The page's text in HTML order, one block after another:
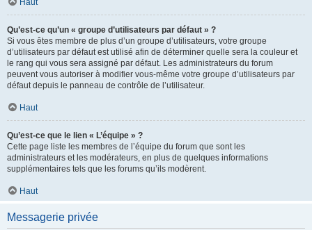
Haut
Qu’est-ce qu’un « groupe d’utilisateurs par défaut » ?
Si vous êtes membre de plus d’un groupe d’utilisateurs, votre groupe
d’utilisateurs par défaut est utilisé afin de déterminer quelle sera la couleur et
le rang qui vous sera assigné par défaut. Les administrateurs du forum
peuvent vous autoriser à modifier vous-même votre groupe d’utilisateurs par
défaut depuis le panneau de contrôle de l’utilisateur.
Haut
Qu’est-ce que le lien « L’équipe » ?
Cette page liste les membres de l’équipe du forum que sont les
administrateurs et les modérateurs, en plus de quelques informations
supplémentaires tels que les forums qu’ils modèrent.
Haut
Messagerie privée